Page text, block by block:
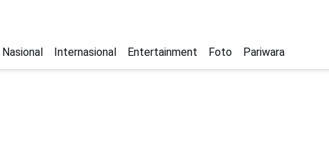
Nasional Internasional Entertainment Foto Pariwara